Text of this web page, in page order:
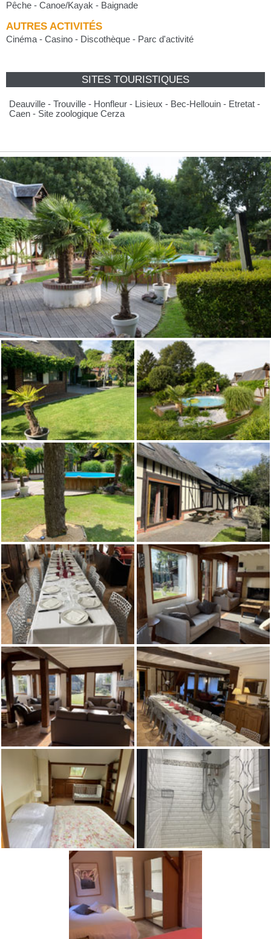
Pêche - Canoe/Kayak - Baignade
AUTRES ACTIVITÉS
Cinéma - Casino - Discothèque - Parc d'activité
SITES TOURISTIQUES
Deauville - Trouville - Honfleur - Lisieux - Bec-Hellouin - Etretat -
Caen - Site zoologique Cerza